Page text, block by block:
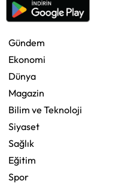
Gündem
Ekonomi
Dünya
Magazin
Bilim ve Teknoloji
Siyaset
Sağlık
Eğitim
Spor